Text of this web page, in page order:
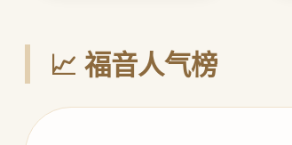
📈 福音人气榜